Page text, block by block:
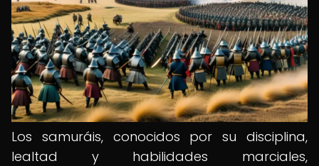
Los samuráis, conocidos por su disciplina,
lealtad y habilidades marciales,